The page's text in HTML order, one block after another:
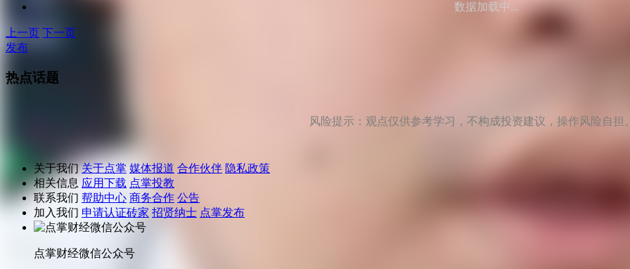
数据加载中...
上一页 下一页
发布
热点话题
风险提示：观点仅供参考学习，不构成投资建议，操作风险自担
关于我们 关于点掌 媒体报道 合作伙伴 隐私政策
相关信息 应用下载 点掌投教
联系我们 帮助中心 商务合作 公告
加入我们 申请认证砖家 招贤纳士 点掌发布
点掌财经微信公众号